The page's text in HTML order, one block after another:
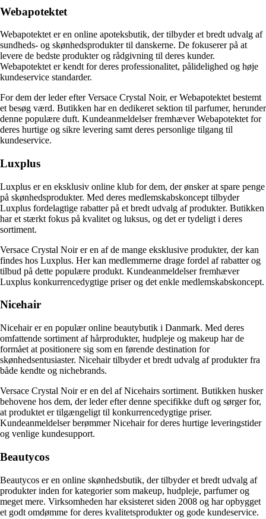
Webapotektet
Webapotektet er en online apoteksbutik, der tilbyder et bredt udvalg af
sundheds- og skønhedsprodukter til danskerne. De fokuserer på at
levere de bedste produkter og rådgivning til deres kunder.
Webapotektet er kendt for deres professionalitet, pålidelighed og høje
kundeservice standarder.
For dem der leder efter Versace Crystal Noir, er Webapotektet bestemt
et besøg værd. Butikken har en dedikeret sektion til parfumer, herunder
denne populære duft. Kundeanmeldelser fremhæver Webapotektet for
deres hurtige og sikre levering samt deres personlige tilgang til
kundeservice.
Luxplus
Luxplus er en eksklusiv online klub for dem, der ønsker at spare penge
på skønhedsprodukter. Med deres medlemskabskoncept tilbyder
Luxplus fordelagtige rabatter på et bredt udvalg af produkter. Butikken
har et stærkt fokus på kvalitet og luksus, og det er tydeligt i deres
sortiment.
Versace Crystal Noir er en af de mange eksklusive produkter, der kan
findes hos Luxplus. Her kan medlemmerne drage fordel af rabatter og
tilbud på dette populære produkt. Kundeanmeldelser fremhæver
Luxplus konkurrencedygtige priser og det enkle medlemskabskoncept.
Nicehair
Nicehair er en populær online beautybutik i Danmark. Med deres
omfattende sortiment af hårprodukter, hudpleje og makeup har de
formået at positionere sig som en førende destination for
skønhedsentusiaster. Nicehair tilbyder et bredt udvalg af produkter fra
både kendte og nichebrands.
Versace Crystal Noir er en del af Nicehairs sortiment. Butikken husker
behovene hos dem, der leder efter denne specifikke duft og sørger for,
at produktet er tilgængeligt til konkurrencedygtige priser.
Kundeanmeldelser berømmer Nicehair for deres hurtige leveringstider
og venlige kundesupport.
Beautycos
Beautycos er en online skønhedsbutik, der tilbyder et bredt udvalg af
produkter inden for kategorier som makeup, hudpleje, parfumer og
meget mere. Virksomheden har eksisteret siden 2008 og har opbygget
et godt omdømme for deres kvalitetsprodukter og gode kundeservice.